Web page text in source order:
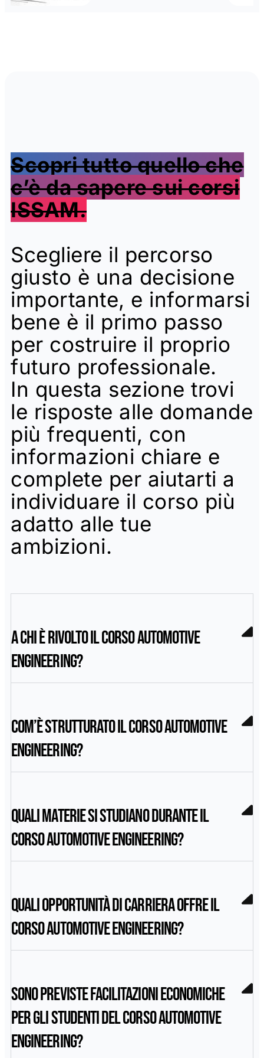
Scopri tutto quello che
c’è da sapere sui corsi
ISSAM.
Scegliere il percorso
giusto è una decisione
importante, e informarsi
bene è il primo passo
per costruire il proprio
futuro professionale.
In questa sezione trovi
le risposte alle domande
più frequenti, con
informazioni chiare e
complete per aiutarti a
individuare il corso più
adatto alle tue
ambizioni.
A chi è rivolto il corso Automotive
Engineering?
Com’è strutturato il corso Automotive
Engineering?
Quali materie si studiano durante il
corso Automotive Engineering?
Quali opportunità di carriera offre il
corso Automotive Engineering?
Sono previste facilitazioni economiche
per gli studenti del corso Automotive
Engineering?